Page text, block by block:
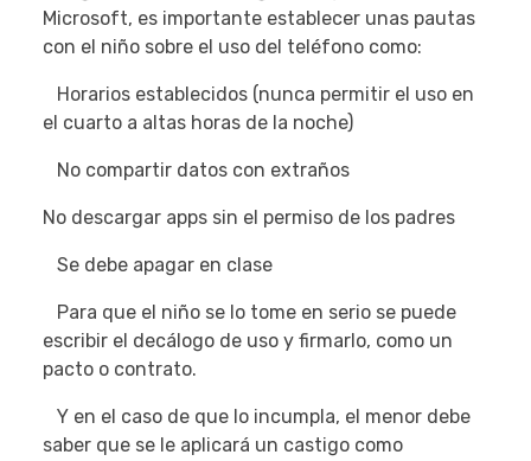
Microsoft, es importante establecer unas pautas
con el niño sobre el uso del teléfono como:
Horarios establecidos (nunca permitir el uso en
el cuarto a altas horas de la noche)
No compartir datos con extraños
No descargar apps sin el permiso de los padres
Se debe apagar en clase
Para que el niño se lo tome en serio se puede
escribir el decálogo de uso y firmarlo, como un
pacto o contrato.
Y en el caso de que lo incumpla, el menor debe
saber que se le aplicará un castigo como